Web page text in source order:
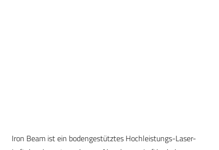
Iron Beam ist ein bodengestütztes Hochleistungs-Laser-